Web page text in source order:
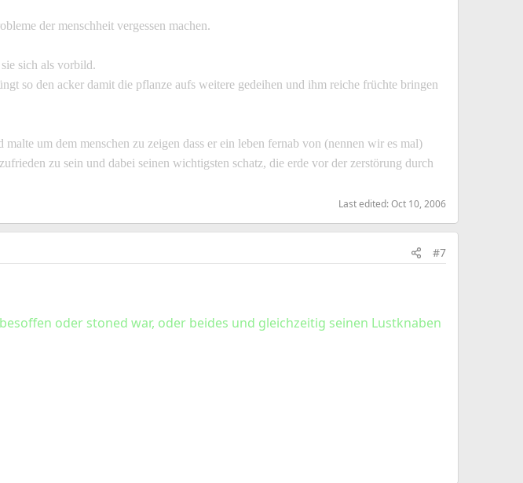
der menschheit vergessen machen.
sich als vorbild.
so den acker damit die pflanze aufs weitere gedeihen und ihm reiche früchte bringen
um dem menschen zu zeigen dass er ein leben fernab von (nennen wir es mal)
zu sein und dabei seinen wichtigsten schatz, die erde vor der zerstörung durch
Last edited:Oct 10, 2006
#7
oder stoned war, oder beides und gleichzeitig seinen Lustknaben